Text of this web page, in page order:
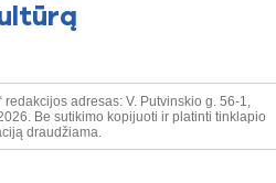
adresas: V. Putvinskio g. 56-1,
Be sutikimo kopijuoti ir platinti tinklapio
draudžiama.